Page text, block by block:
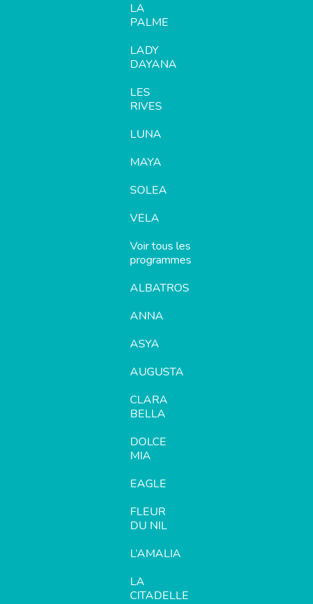
LA
PALME
LADY
DAYANA
LES
RIVES
LUNA
MAYA
SOLEA
VELA
Voir tous les
programmes
ALBATROS
ANNA
ASYA
AUGUSTA
CLARA
BELLA
DOLCE
MIA
EAGLE
FLEUR
DU NIL
L’AMALIA
LA
CITADELLE